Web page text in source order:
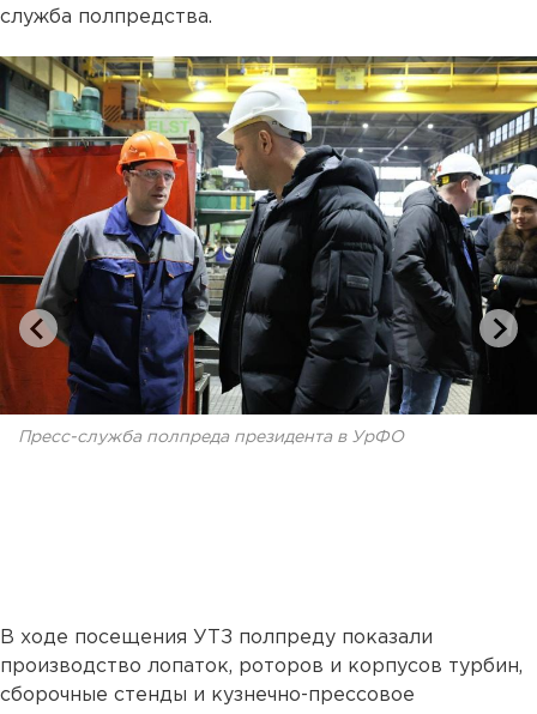
служба полпредства.
Пресс-служба полпреда президента в УрФО
В ходе посещения УТЗ полпреду показали
производство лопаток, роторов и корпусов турбин,
сборочные стенды и кузнечно-прессовое